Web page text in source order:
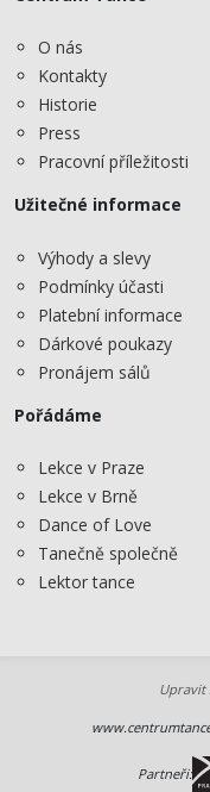
O nás
Kontakty
Historie
Press
Pracovní příležitosti
Užitečné informace
Výhody a slevy
Podmínky účasti
Platební informace
Dárkové poukazy
Pronájem sálů
Pořádáme
Lekce v Praze
Lekce v Brně
Dance of Love
Tanečně společně
Lektor tance
Upravit
Partneři: